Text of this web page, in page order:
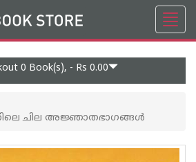
0 Book(s), - Rs 0.00
ചില അജ്ഞാതഭാഗങ്ങൾ